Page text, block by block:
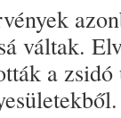
váltak.
a